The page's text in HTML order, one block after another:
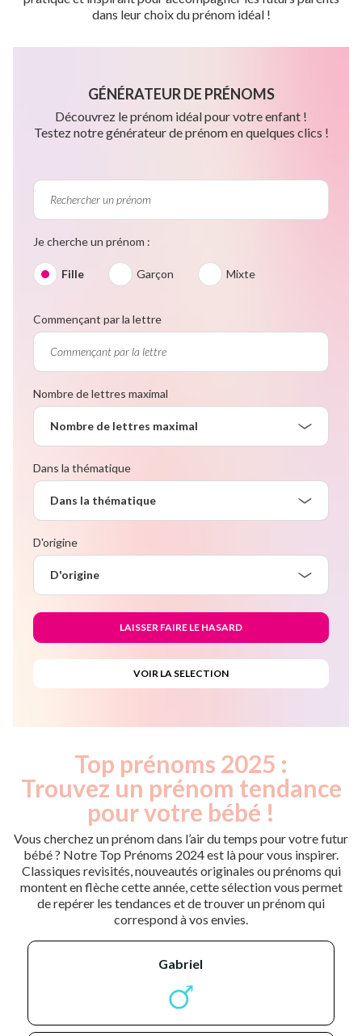
dans leur choix du prénom idéal !
GÉNÉRATEUR DE PRÉNOMS
Découvrez le prénom idéal pour votre enfant !
Testez notre générateur de prénom en quelques clics !
Je cherche un prénom :
Fille Garçon Mixte
Commençant par la lettre
Nombre de lettres maximal
Nombre de lettres maximal
Dans la thématique
Dans la thématique
D'origine
D'origine
Top prénoms 2025 :
Trouvez un prénom tendance
pour votre bébé !
Vous cherchez un prénom dans l’air du temps pour votre futur
bébé ? Notre Top Prénoms 2024 est là pour vous inspirer.
Classiques revisités, nouveautés originales ou prénoms qui
montent en flèche cette année, cette sélection vous permet
de repérer les tendances et de trouver un prénom qui
correspond à vos envies.
gabriel